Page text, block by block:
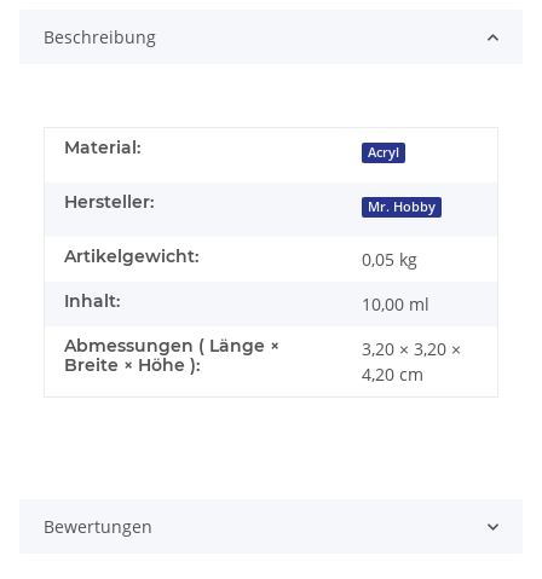
Beschreibung
Material: Acryl
Hersteller: Mr. Hobby
Artikelgewicht: 0,05 kg
Inhalt: 10,00 ml
Abmessungen ( Länge ×
Breite × Höhe ):
3,20 × 3,20 ×
4,20 cm
Bewertungen